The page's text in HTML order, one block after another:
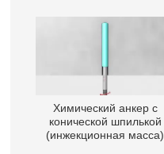
Химический анкер с
конической шпилькой
(инжекционная масса)